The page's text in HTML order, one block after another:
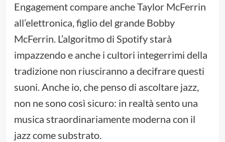
Engagement compare anche Taylor McFerrin
all’elettronica, figlio del grande Bobby
McFerrin. L’algoritmo di Spotify starà
impazzendo e anche i cultori integerrimi della
tradizione non riusciranno a decifrare questi
suoni. Anche io, che penso di ascoltare jazz,
non ne sono così sicuro: in realtà sento una
musica straordinariamente moderna con il
jazz come substrato.